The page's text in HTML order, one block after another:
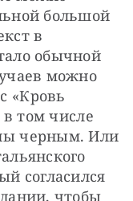
большой
в
обычной
можно
«Кровь
в том числе
черным. Или
согласился
чтобы